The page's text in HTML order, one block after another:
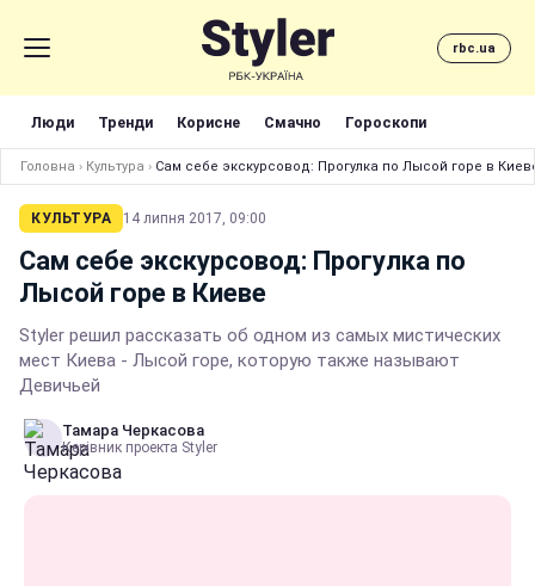
rbc.ua
Люди Тренди Корисне Смачно Гороскопи
Головна › Культура › Сам себе экскурсовод: Прогулка по Лысой горе в
КУЛЬТУРА 14 липня 2017, 09:00
Сам себе экскурсовод: Прогулка по
Лысой горе в Киеве
Styler решил рассказать об одном из самых мистических
мест Киева - Лысой горе, которую также называют
Девичьей
Тамара Черкасова
Керівник проекта Styler